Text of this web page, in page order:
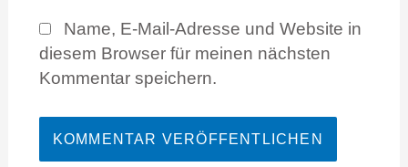
Name, E-Mail-Adresse und Website in
diesem Browser für meinen nächsten
Kommentar speichern.